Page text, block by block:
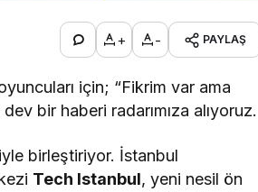
+ - PAYLAŞ
için; “Fikrim var ama
bir haberi radarımıza alıyoruz.
birleştiriyor. İstanbul
Tech Istanbul, yeni nesil ön